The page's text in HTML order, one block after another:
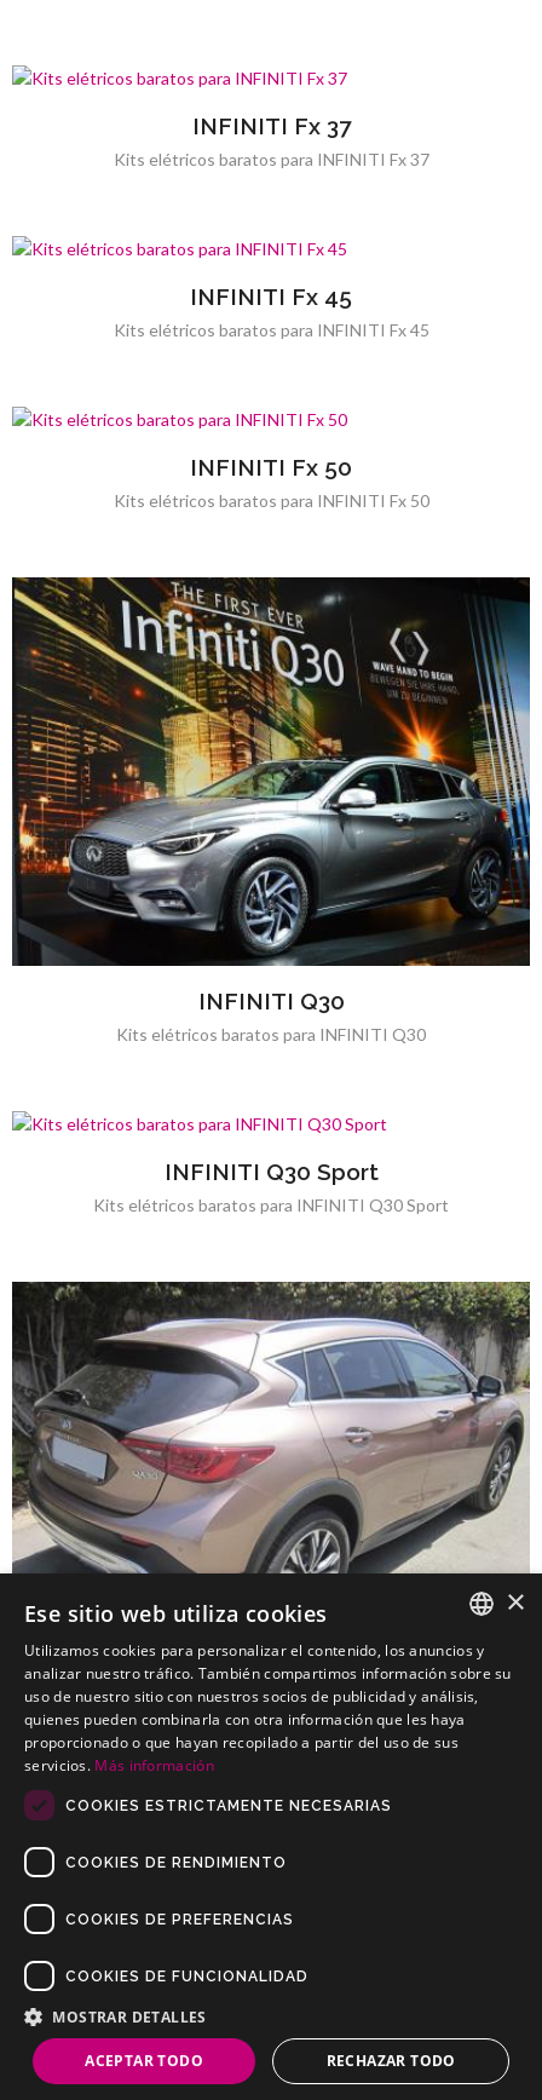
INFINITI Fx 37
Kits elétricos baratos para INFINITI Fx 37
INFINITI Fx 45
Kits elétricos baratos para INFINITI Fx 45
INFINITI Fx 50
Kits elétricos baratos para INFINITI Fx 50
INFINITI Q30
Kits elétricos baratos para INFINITI Q30
INFINITI Q30 Sport
Kits elétricos baratos para INFINITI Q30 Sport
INFINITI QX30
Kits elétricos baratos para INFINITI QX30
Copyrights © 2019 Todos os direitos reservados Dilusur, S.L.
Condições de venda /
Política de privacidade
/Política de Cookies
SPANISH
PORTUGUESE
×
Ese sitio web utiliza cookies
Utilizamos cookies para personalizar el contenido, los anuncios y
analizar nuestro tráfico. También compartimos información sobre su
uso de nuestro sitio con nuestros socios de publicidad y análisis,
quienes pueden combinarla con otra información que les haya
proporcionado o que hayan recopilado a partir del uso de sus
servicios. Más información
COOKIES ESTRICTAMENTE NECESARIAS
COOKIES DE RENDIMIENTO
COOKIES DE PREFERENCIAS
COOKIES DE FUNCIONALIDAD
MOSTRAR DETALLES
ACEPTAR TODO RECHAZAR TODO